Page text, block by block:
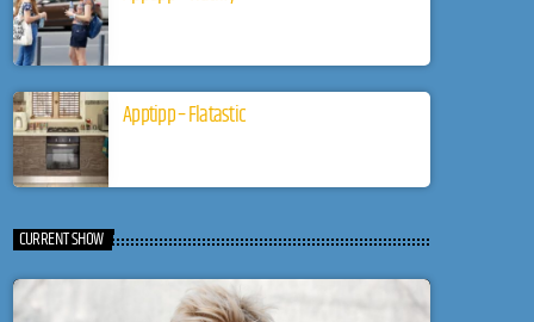
Apptipp – Flatastic
CURRENT SHOW